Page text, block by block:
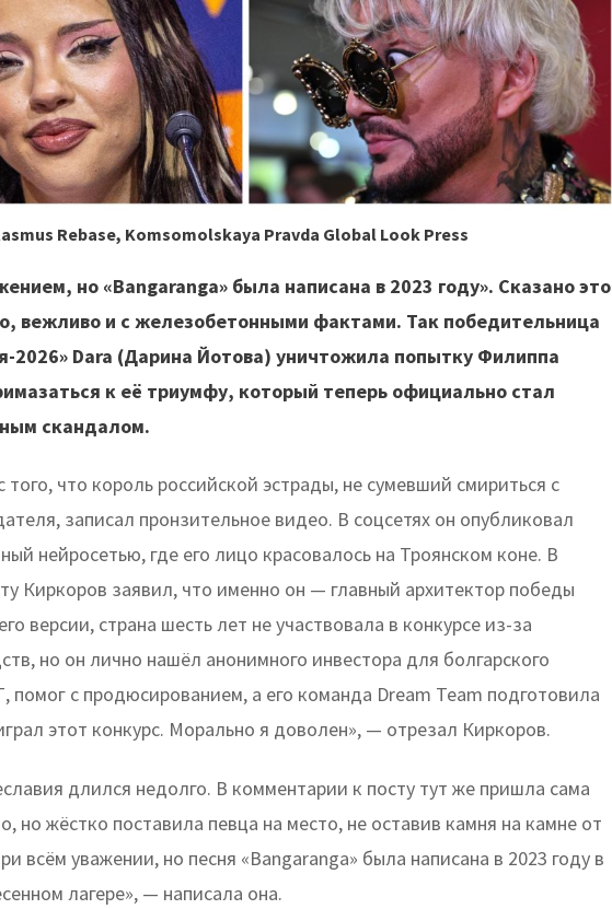
Rebase, Komsomolskaya Pravda Global Look Press
но «Bangaranga» была написана в 2023 году». Сказано это
вежливо и с железобетонными фактами. Так победительница
2026» Dara (Дарина Йотова) уничтожила попытку Филиппа
к её триумфу, который теперь официально стал
скандалом.
того, что король российской эстрады, не сумевший смириться с
записал пронзительное видео. В соцсетях он опубликовал
нейросетью, где его лицо красовалось на Троянском коне. В
Киркоров заявил, что именно он — главный архитектор победы
версии, страна шесть лет не участвовала в конкурсе из-за
но он лично нашёл анонимного инвестора для болгарского
помог с продюсированием, а его команда Dream Team подготовила
этот конкурс. Морально я доволен», — отрезал Киркоров.
длился недолго. В комментарии к посту тут же пришла сама
но жёстко поставила певца на место, не оставив камня на камне от
всём уважении, но песня «Bangaranga» была написана в 2023 году в
лагере», — написала она.